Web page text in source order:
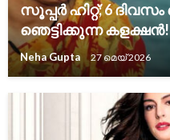
സൂപ്പർ ഹിറ്റ്; 6
ഞെട്ടിക്കുന്ന കളക്ഷൻ!
Neha Gupta 27 മെയ്‌ 2026